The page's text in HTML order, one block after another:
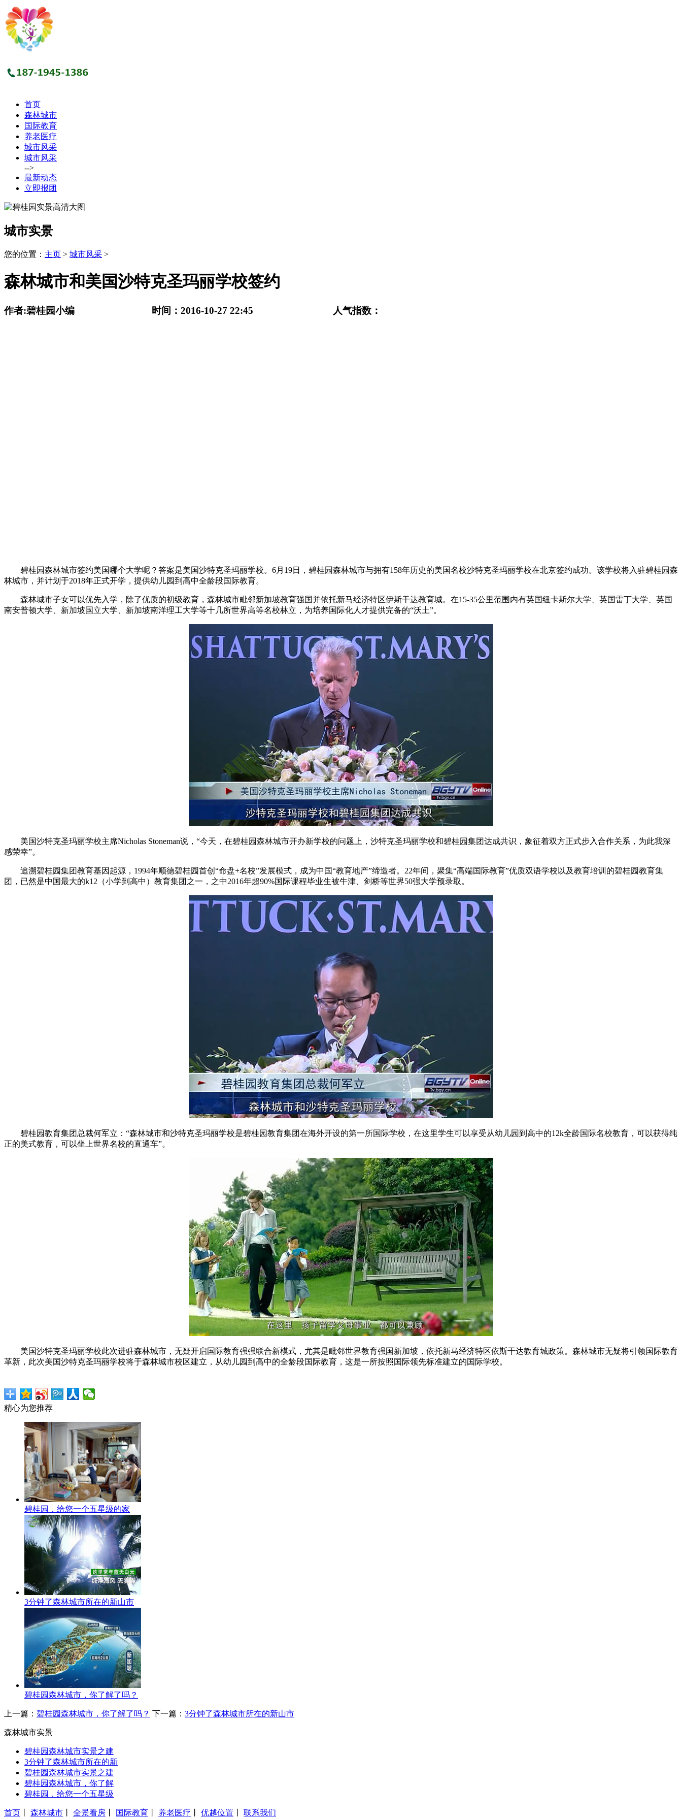
首页
森林城市
国际教育
养老医疗
城市风采
城市风采
-->
最新动态
立即报团
城市实景
您的位置： 主页 > 城市风采 >
森林城市和美国沙特克圣玛丽学校签约
作者:碧桂园小编 时间：2016-10-27 22:45 人气指数：
碧桂园森林城市签约美国哪个大学呢？答案是美国沙特克圣玛丽学校。6月19日，碧桂园森林城市与拥有158年历史的美国名校沙特克圣玛丽学校在北京签约成功。该学校将入驻碧桂园森
林城市，并计划于2018年正式开学，提供幼儿园到高中全龄段国际教育。
森林城市子女可以优先入学，除了优质的初级教育，森林城市毗邻新加坡教育强国并依托新马经济特区伊斯干达教育城。在15-35公里范围内有英国纽卡斯尔大学、英国雷丁大学、英国
南安普顿大学、新加坡国立大学、新加坡南洋理工大学等十几所世界高等名校林立，为培养国际化人才提供完备的“沃土”。
美国沙特克圣玛丽学校主席Nicholas Stoneman说，“今天，在碧桂园森林城市开办新学校的问题上，沙特克圣玛丽学校和碧桂园集团达成共识，象征着双方正式步入合作关系，为此我深
感荣幸”。
追溯碧桂园集团教育基因起源，1994年顺德碧桂园首创“命盘+名校”发展模式，成为中国“教育地产”缔造者。22年间，聚集“高端国际教育”优质双语学校以及教育培训的碧桂园教育集
团，已然是中国最大的k12（小学到高中）教育集团之一，之中2016年超90%国际课程毕业生被牛津、剑桥等世界50强大学预录取。
碧桂园教育集团总裁何军立：“森林城市和沙特克圣玛丽学校是碧桂园教育集团在海外开设的第一所国际学校，在这里学生可以享受从幼儿园到高中的12k全龄国际名校教育，可以获得纯
正的美式教育，可以坐上世界名校的直通车”。
美国沙特克圣玛丽学校此次进驻森林城市，无疑开启国际教育强强联合新模式，尤其是毗邻世界教育强国新加坡，依托新马经济特区依斯干达教育城政策。森林城市无疑将引领国际教育
革新，此次美国沙特克圣玛丽学校将于森林城市校区建立，从幼儿园到高中的全龄段国际教育，这是一所按照国际领先标准建立的国际学校。
精心为您推荐
碧桂园，给您一个五星级的家
3分钟了森林城市所在的新山市
碧桂园森林城市，你了解了吗？
上一篇： 碧桂园森林城市，你了解了吗？ 下一篇： 3分钟了森林城市所在的新山市
森林城市实景
碧桂园森林城市实景之建
3分钟了森林城市所在的新
碧桂园森林城市实景之建
碧桂园森林城市，你了解
碧桂园，给您一个五星级
首页 森林城市 全景看房 国际教育 养老医疗 优越位置 联系我们